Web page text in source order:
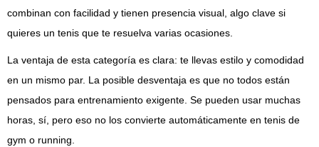
combinan con facilidad y tienen presencia visual, algo clave si
quieres un tenis que te resuelva varias ocasiones.
La ventaja de esta categoría es clara: te llevas estilo y comodidad
en un mismo par. La posible desventaja es que no todos están
pensados para entrenamiento exigente. Se pueden usar muchas
horas, sí, pero eso no los convierte automáticamente en tenis de
gym o running.